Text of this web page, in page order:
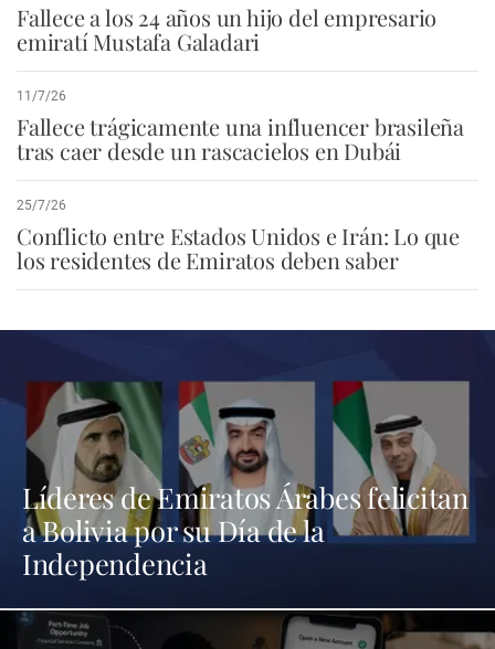
Fallece a los 24 años un hijo del empresario
emiratí Mustafa Galadari
11/7/26
Fallece trágicamente una influencer brasileña
tras caer desde un rascacielos en Dubái
25/7/26
Conflicto entre Estados Unidos e Irán: Lo que
los residentes de Emiratos deben saber
Líderes de Emiratos Árabes felicitan
a Bolivia por su Día de la
Independencia